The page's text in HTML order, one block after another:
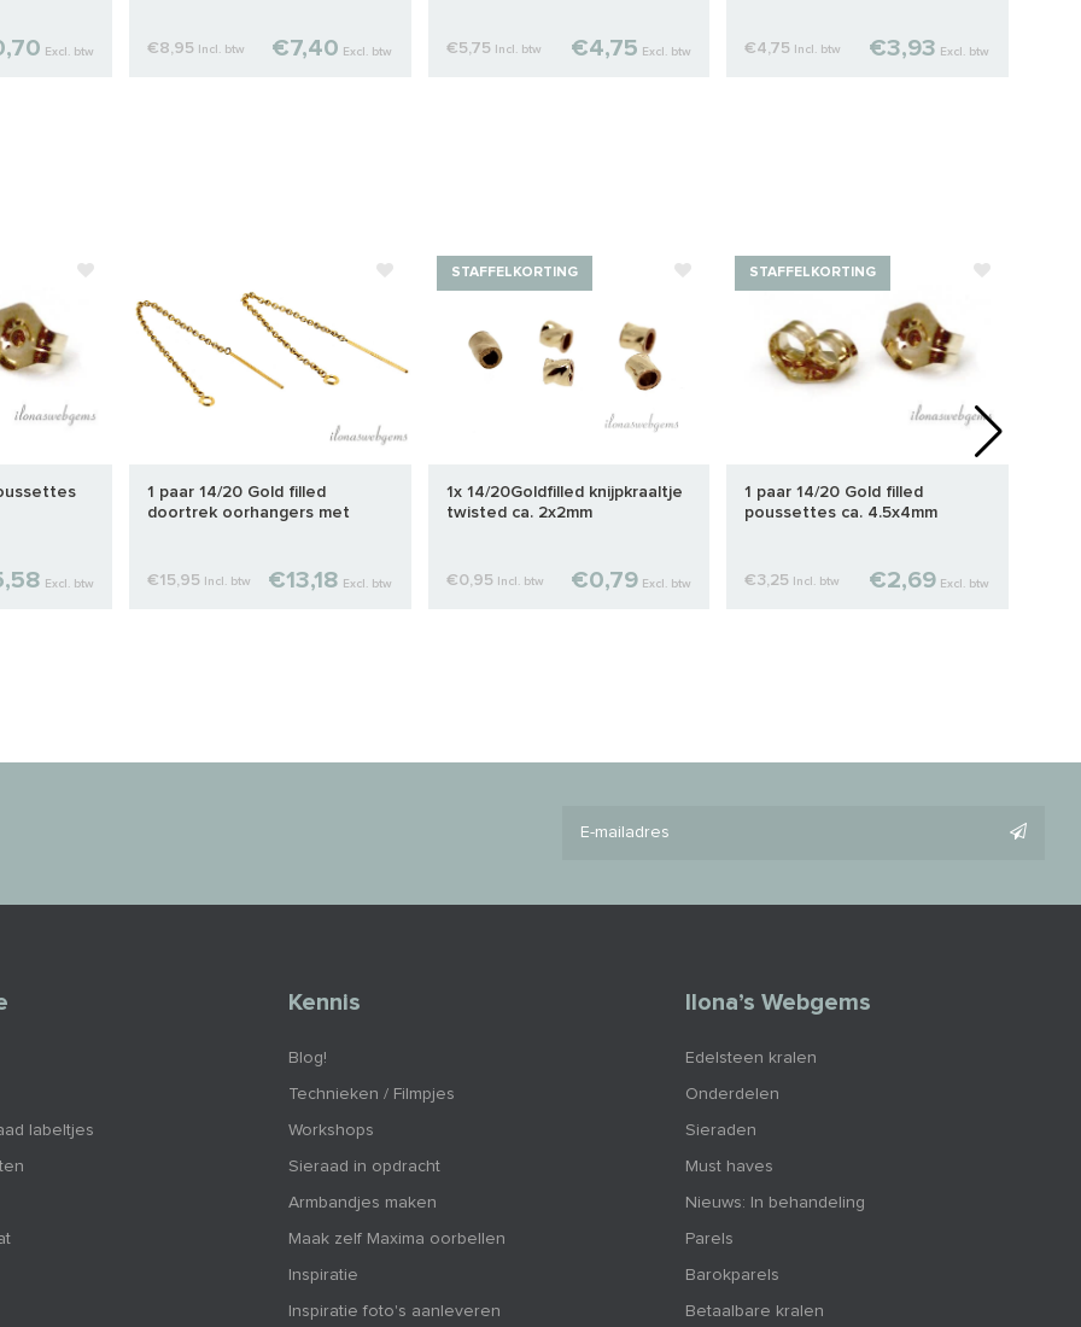
Excl. btw €8,95 Incl. btw €7,40 Excl. btw €5,75 Incl. btw €4,75 Excl. btw €4,75 Incl. btw €3,93 Excl. btw
Excl. btw
1 paar 14/20 Gold filled
doortrek oorhangers met
€15,95 Incl. btw €13,18 Excl. btw
STAFFELKORTING
1x 14/20Goldfilled knijpkraaltje
twisted ca. 2x2mm
€0,95 Incl. btw €0,79 Excl. btw
STAFFELKORTING
1 paar 14/20 Gold filled
poussettes ca. 4.5x4mm
€3,25 Incl. btw €2,69 Excl. btw
labeltjes
Kennis
Blog!
Technieken / Filmpjes
Workshops
Sieraad in opdracht
Armbandjes maken
Maak zelf Maxima oorbellen
Inspiratie
Inspiratie foto's aanleveren
Ilona’s Webgems
Edelsteen kralen
Onderdelen
Sieraden
Must haves
Nieuws: In behandeling
Parels
Barokparels
Betaalbare kralen